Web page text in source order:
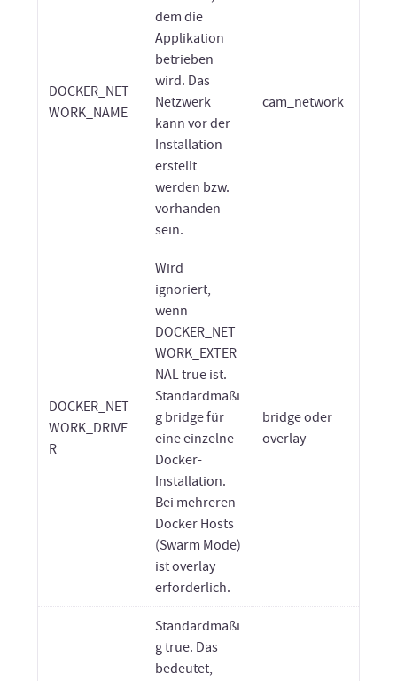
DOCKER_NET
WORK_NAME
dem die
Applikation
betrieben
wird. Das
Netzwerk
kann vor der
Installation
erstellt
werden bzw.
vorhanden
sein.
cam_network
DOCKER_NET
WORK_DRIVE
R
Wird
ignoriert,
wenn
DOCKER_NET
WORK_EXTER
NAL true ist.
Standardmäßi
g bridge für
eine einzelne
Docker-
Installation.
Bei mehreren
Docker Hosts
(Swarm Mode)
ist overlay
erforderlich.
bridge oder
overlay
Standardmäßi
g true. Das
bedeutet,